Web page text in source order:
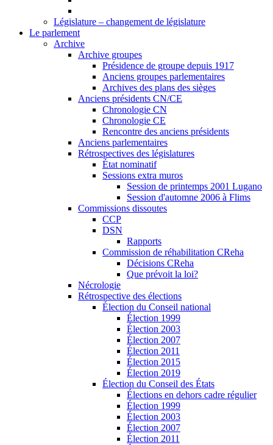
Législature – changement de législature
Le parlement
Archive
Archive groupes
Présidence de groupe depuis 1917
Anciens groupes parlementaires
Archives des plans des sièges
Anciens présidents CN/CE
Chronologie CN
Chronologie CE
Rencontre des anciens présidents
Anciens parlementaires
Rétrospectives des législatures
État nominatif
Sessions extra muros
Session de printemps 2001 Lugano
Session d'automne 2006 à Flims
Commissions dissoutes
CCP
DSN
Rapports
Commission de réhabilitation CReha
Décisions CReha
Que prévoit la loi?
Nécrologie
Rétrospective des élections
Élection du Conseil national
Élection 1999
Élection 2003
Élection 2007
Élection 2011
Élection 2015
Élection 2019
Élection du Conseil des États
Élections en dehors cadre régulier
Élection 1999
Élection 2003
Élection 2007
Élection 2011